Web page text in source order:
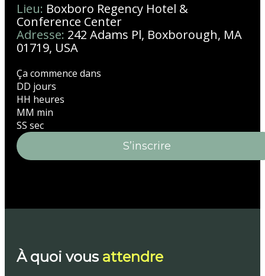
Lieu: Boxboro Regency Hotel &
Conference Center
Adresse: 242 Adams Pl, Boxborough, MA
01719, USA
Ça commence dans
DD jours
HH heures
MM min
SS sec
S’inscrire
À quoi vous attendre